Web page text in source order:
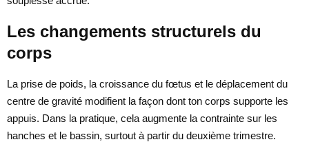
Les changements structurels du
corps
La prise de poids, la croissance du fœtus et le déplacement du
centre de gravité modifient la façon dont ton corps supporte les
appuis. Dans la pratique, cela augmente la contrainte sur les
hanches et le bassin, surtout à partir du deuxième trimestre.